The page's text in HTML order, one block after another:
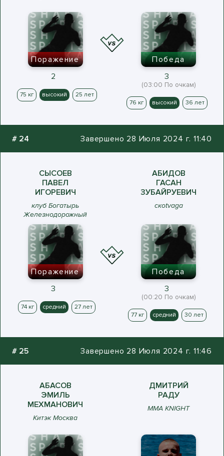
Поражение
2
75 кг высокий 25 лет
Победа
3
(03:00 По очкам)
76 кг высокий 36 лет
# 24 Завершено 28 Июля 2024 г. 11:40
СЫСОЕВ
ПАВЕЛ
ИГОРЕВИЧ
клуб Богатырь
Железнодорожный
АБИДОВ
ГАСАН
ЗУБАЙРУЕВИЧ
скotvaga
Поражение
3
74 кг средний 27 лет
Победа
3
(00:20 По очкам)
77 кг средний 30 лет
# 25 Завершено 28 Июля 2024 г. 11:46
АБАСОВ
ЭМИЛЬ
МЕХМАНОВИЧ
Китэк Москва
ДМИТРИЙ
РАДУ
MMA KNIGHT